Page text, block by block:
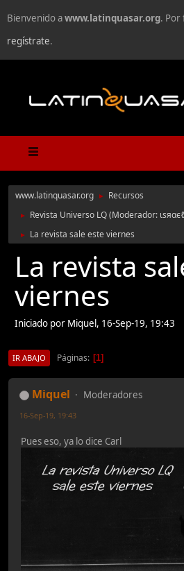
Bienvenido awww.latinquasar.org. Por
regístrate.
www.latinquasar.org ► Recursos
► Revista Universo LQ(Moderador: ιѕяαєℓ
► La revista sale este viernes
La revista
viernes
Iniciado por Miquel, 16-Sep-19, 19:43
IR ABAJO Páginas 1
Miquel Moderadores
16-Sep-19, 19:43
Pues eso, ya lo dice Carl